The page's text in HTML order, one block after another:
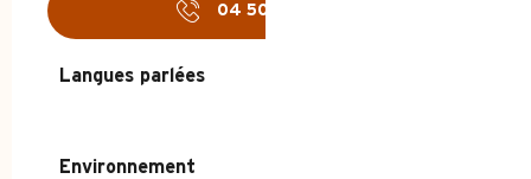
04 50 02 35
Langues parlées
Langues parlées
Environnement
Environnement